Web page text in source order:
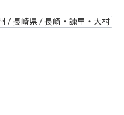
/ 長崎県 / 長崎・諫早・大村